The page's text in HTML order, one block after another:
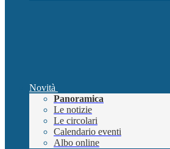
Novità
Panoramica
Le notizie
Le circolari
Calendario eventi
Albo online